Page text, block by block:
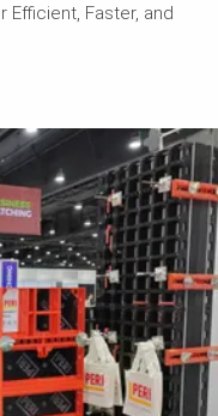
Efficient, Faster, and